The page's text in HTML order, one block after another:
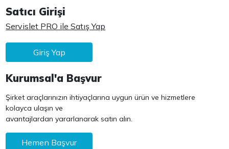
Satıcı Girişi
Servislet PRO ile Satış Yap
Giriş Yap
Kurumsal'a Başvur
Şirket araçlarınızın ihtiyaçlarına uygun ürün ve hizmetlere
kolayca ulaşın ve
avantajlardan yararlanarak satın alın.
Hemen Başvur